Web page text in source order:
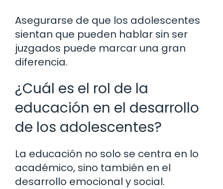
Asegurarse de que los adolescentes
sientan que pueden hablar sin ser
juzgados puede marcar una gran
diferencia.
¿Cuál es el rol de la
educación en el desarrollo
de los adolescentes?
La educación no solo se centra en lo
académico, sino también en el
desarrollo emocional y social.